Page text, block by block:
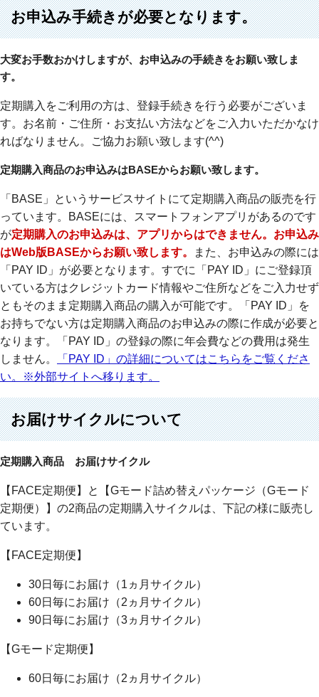
お申込み手続きが必要となります。
大変お手数おかけしますが、お申込みの手続きをお願い致しま
す。
定期購入をご利用の方は、登録手続きを行う必要がございま
す。お名前・ご住所・お支払い方法などをご入力いただかなけ
ればなりません。ご協力お願い致します(^^)
定期購入商品のお申込みはBASEからお願い致します。
「BASE」というサービスサイトにて定期購入商品の販売を行
っています。BASEには、スマートフォンアプリがあるのです
が定期購入のお申込みは、アプリからはできません。お申込み
はWeb版BASEからお願い致します。
また、お申込みの際には
「PAY ID」が必要となります。すでに「PAY ID」にご登録頂
いている方はクレジットカード情報やご住所などをご入力せず
ともそのまま定期購入商品の購入が可能です。「PAY ID」を
お持ちでない方は定期購入商品のお申込みの際に作成が必要と
なります。「PAY ID」の登録の際に年会費などの費用は発生
しません。
「PAY ID」の詳細についてはこちらをご覧くださ
い。※外部サイトへ移ります。
お届けサイクルについて
定期購入商品 お届けサイクル
【FACE定期便】と【Gモード詰め替えパッケージ（Gモード
定期便）】の2商品の定期購入サイクルは、下記の様に販売し
ています。
【FACE定期便】
30日毎にお届け（1ヵ月サイクル）
60日毎にお届け（2ヵ月サイクル）
90日毎にお届け（3ヵ月サイクル）
【Gモード定期便】
60日毎にお届け（2ヵ月サイクル）